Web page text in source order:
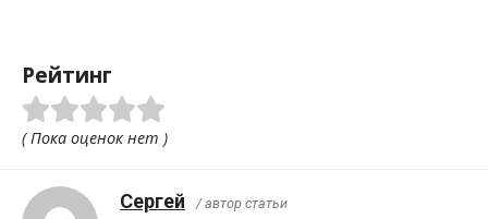
Рейтинг
( Пока оценок нет )
Сергей / автор статьи